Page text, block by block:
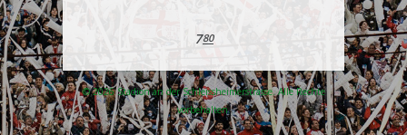
780
© 2026 Stadion an der Schleissheimerstrasse. Alle Rechte
vorbehalten.